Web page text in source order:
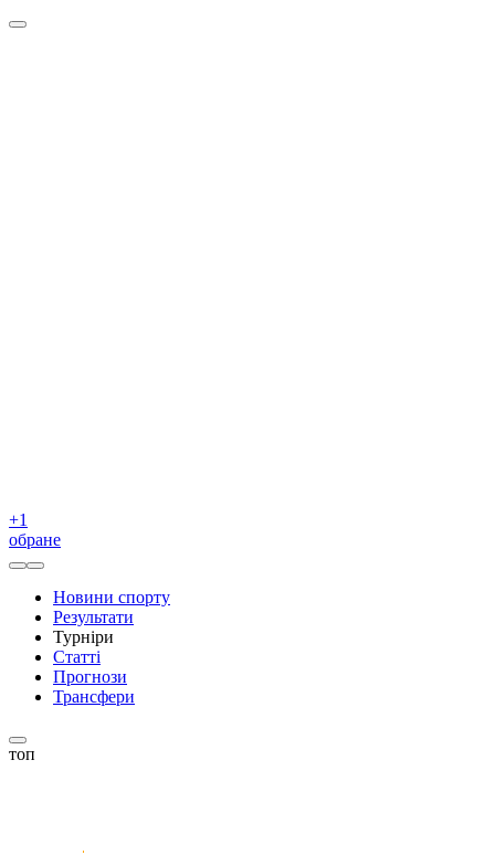
+1
обране
Новини спорту
Результати
Турніри
Статті
Прогнози
Трансфери
топ